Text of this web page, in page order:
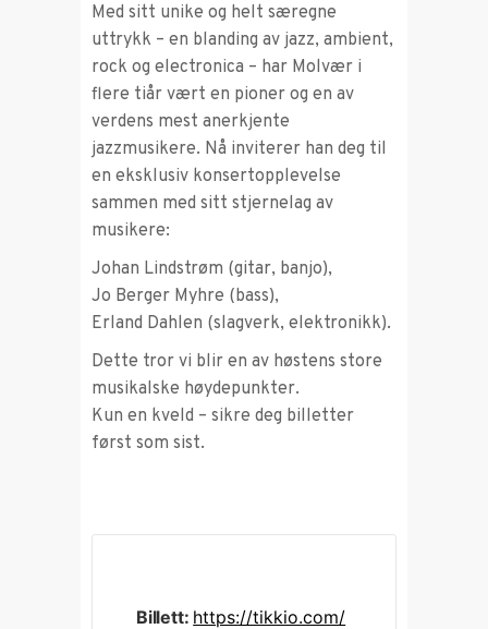
Med sitt unike og helt særegne
uttrykk – en blanding av jazz, ambient,
rock og electronica – har Molvær i
flere tiår vært en pioner og en av
verdens mest anerkjente
jazzmusikere. Nå inviterer han deg til
en eksklusiv konsertopplevelse
sammen med sitt stjernelag av
musikere:
Johan Lindstrøm (gitar, banjo),
Jo Berger Myhre (bass),
Erland Dahlen (slagverk, elektronikk).
Dette tror vi blir en av høstens store
musikalske høydepunkter.
Kun en kveld – sikre deg billetter
først som sist.
Billett: https://tikkio.com/